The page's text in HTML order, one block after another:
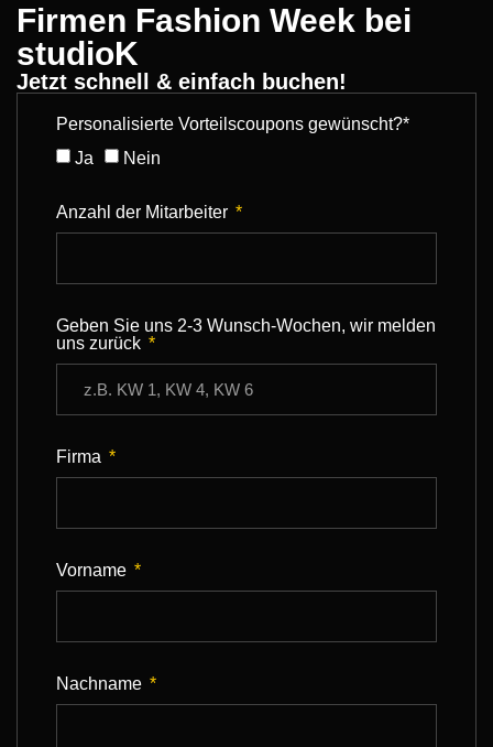
Firmen Fashion Week bei
studioK
Jetzt schnell & einfach buchen!
Personalisierte Vorteilscoupons gewünscht?*
Ja
Nein
Anzahl der Mitarbeiter
Geben Sie uns 2-3 Wunsch-Wochen, wir melden
uns zurück
Firma
Vorname
Nachname